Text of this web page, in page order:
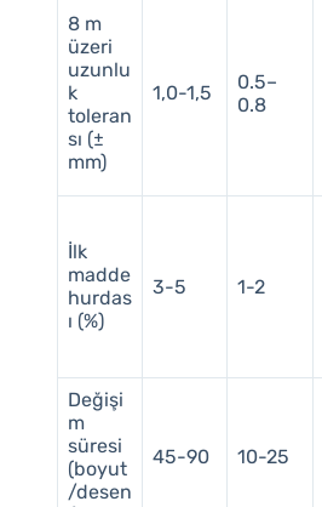
8 m
üzeri
uzunlu
k
toleran
sı (±
mm)
1,0-1,5
0.5–
0.8
İlk
madde
hurdas
ı (%)
3-5 1-2
Değişi
m
süresi
(boyut
/desen
45-90 10-25